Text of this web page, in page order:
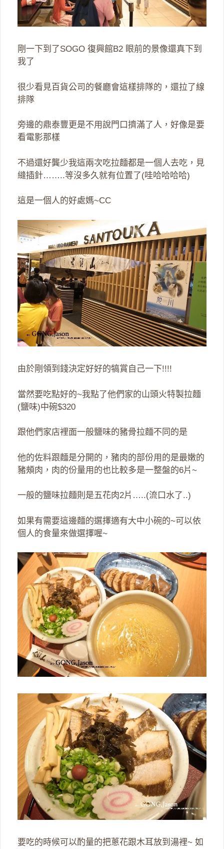
剛一下到了SOGO 復興館B2 眼前的景像還真下到
我了
很少看見百貨公司的餐廳會這樣排隊的，還拉了線
排隊
旁邊的鼎泰豐更是不用說門口擠滿了人，好像是要
看電影那樣
不過還好龔少我這兩次吃拉麵都是一個人去吃，見
縫插針……..等沒多久就有位置了(哇哈哈哈哈)
這是一個人的好處媽~CC
由於剛領到錢決定好好的犒賞自己一下!!!!
當然要吃點好的~我點了他們家的山頭火特製拉麵
(鹽味)中碗$320
跟他們家店裡面一般鹽味的豬骨拉麵不同的是
他的佐料跟麵是分開的，豬肉的部份用的是最嫩的
豬頰肉，肉的份量用的也比較多是一整盤的6片~
一般的鹽味拉麵則是五花肉2片…..(流口水了..)
如果有需要這邊麵的選擇適有大中小碗的~可以依
個人的食量來做選擇喔~
要吃的時候可以酌量的把蔥花跟木耳放到湯裡~ 如